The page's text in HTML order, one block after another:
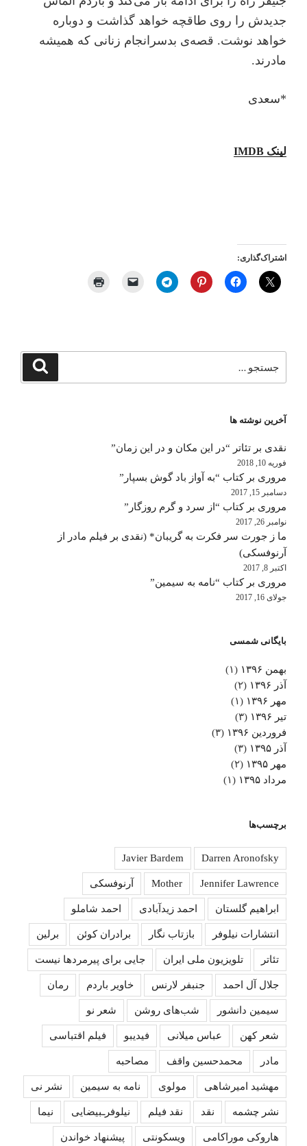
جدیدش را روی طاقچه خواهد گذاشت و دوباره
خواهد نوشت. قصه‌ی بدسرانجام زنانی که همیشه
مادرند.
*سعدی
لینک IMDB
اشتراک‌گذاری:
برای
جستجو
آخرین نوشته ها
نقدی بر تئاتر “در این مکان و در این زمان”
فوریه 10, 2018
مروری بر کتاب “به آواز باد گوش بسپار”
دسامبر 15, 2017
مروری بر کتاب “از سرد و گرم روزگار”
نوامبر 26, 2017
ما ز جورت سر فکرت به گریبان* (نقدی بر فیلم مادر از
آرنوفسکی)
اکتبر 8, 2017
مروری بر کتاب “نامه به سیمین”
جولای 16, 2017
بایگانی شمسی
بهمن ۱۳۹۶
(۱)
آذر ۱۳۹۶
(۲)
مهر ۱۳۹۶
(۱)
تیر ۱۳۹۶
(۳)
فروردین ۱۳۹۶
(۳)
آذر ۱۳۹۵
(۳)
مهر ۱۳۹۵
(۲)
مرداد ۱۳۹۵
(۱)
برچسب‌ها
Darren Aronofsky
Javier Bardem
Jennifer Lawrence
Mother آرنوفسکی
ابراهیم گلستان احمد زیدآبادی احمد شاملو
انتشارات نیلوفر بازتاب نگار برادران کوئن برلین
تئاتر تلویزیون ملی ایران جایی برای پیرمردها نیست
جلال آل احمد جنبفر لارنس خاویر باردم رمان
سیمین دانشور شب‌های روشن شعر نو
شعر کهن عباس میلانی فیدیبو فیلم اقتباسی
مادر محمدحسین واقف مصاحبه
مهشید امیرشاهی مولوی نامه به سیمین نشر نی
نشر چشمه نقد نقد فیلم نیلوفرـبیضایی نیما
هاروکی موراکامی ویسکونتی پیشنهاد خواندن